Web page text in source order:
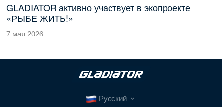
GLADIATOR активно участвует в экопроекте
«РЫБЕ ЖИТЬ!»
7 мая 2026
Русский